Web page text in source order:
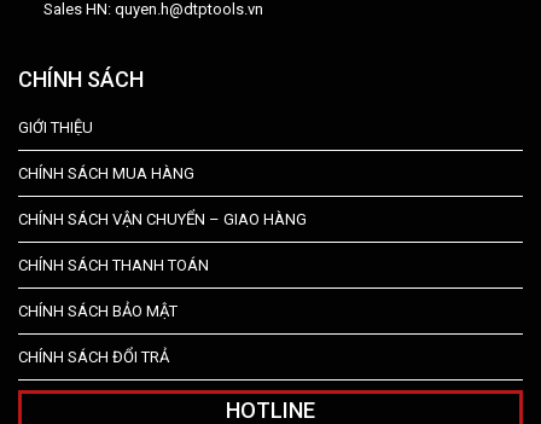
Sales HN: quyen.h@dtptools.vn
CHÍNH SÁCH
GIỚI THIỆU
CHÍNH SÁCH MUA HÀNG
CHÍNH SÁCH VẬN CHUYỂN – GIAO HÀNG
CHÍNH SÁCH THANH TOÁN
CHÍNH SÁCH BẢO MẬT
CHÍNH SÁCH ĐỔI TRẢ
HOTLINE